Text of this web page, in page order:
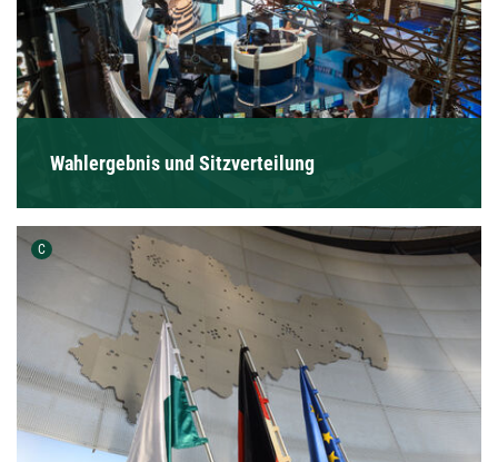
Wahlergebnis und Sitzverteilung
C Urheber der Grafik: